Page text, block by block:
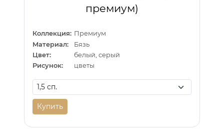
премиум)
Коллекция: Премиум
Материал:
Бязь
Цвет:
белый, серый
Рисунок:
цветы
Купить